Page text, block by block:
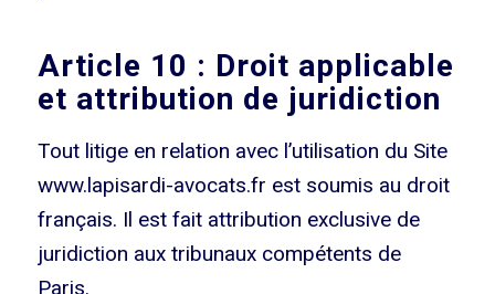
Article 10 : Droit applicable
et attribution de juridiction
Tout litige en relation avec l’utilisation du Site
www.lapisardi-avocats.fr est soumis au droit
français. Il est fait attribution exclusive de
juridiction aux tribunaux compétents de
Paris.